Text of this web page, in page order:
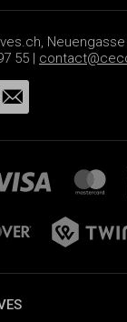
Neuengasse
55 |